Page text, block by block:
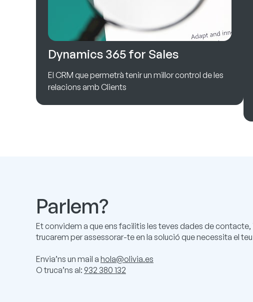
Dynamics 365 for Sales
El CRM que permetrà tenir un millor control de les
relacions amb Clients
Parlem?
Et convidem a que ens facilitis les teves dades de contacte,
trucarem per assessorar-te en la solució que necessita el
Envia’ns un mail a hola@olivia.es
O truca’ns al: 932 380 132